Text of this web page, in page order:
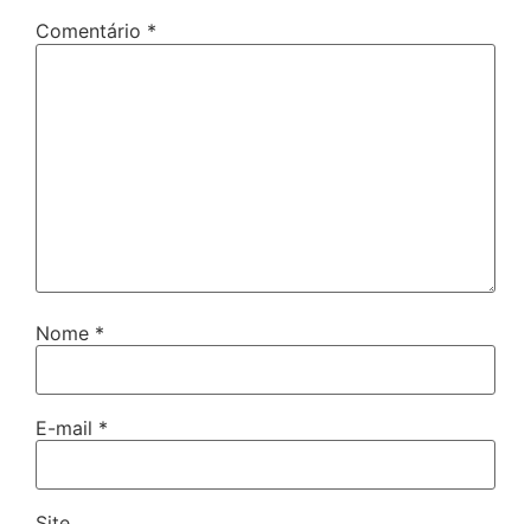
Comentário *
Nome *
E-mail *